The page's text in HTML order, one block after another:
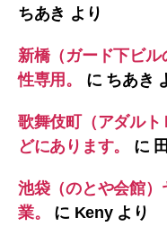
ちあき より
新橋（ガード下ビ
性専用。
に ちあき
歌舞伎町（アダル
どにあります。
に
池袋（のとや会館）
業。
に Kenyより